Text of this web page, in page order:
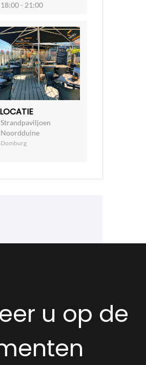
18:00 - 21:00
LOCATIE
Strandpaviljoen
Noordduine
Domburg
u op de